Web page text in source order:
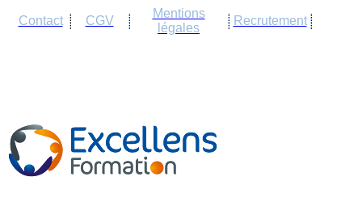
Contact CGV
Mentions
légales
Recrutement